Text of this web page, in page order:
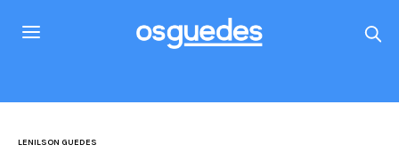
LENILSON GUEDES